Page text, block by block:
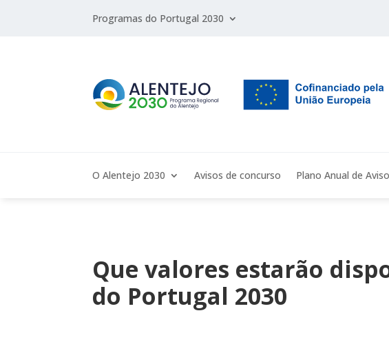
Programas do Portugal 2030
O Alentejo 2030 Avisos de concurso Plano Anual de
Que valores estarão
do Portugal 2030